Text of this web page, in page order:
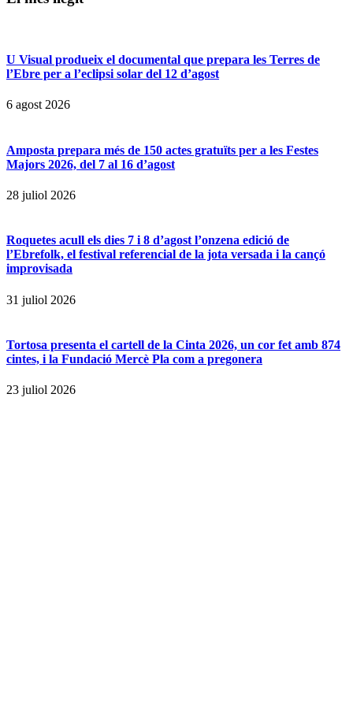
U Visual produeix el documental que prepara les Terres de
l’Ebre per a l’eclipsi solar del 12 d’agost
6 agost 2026
Amposta prepara més de 150 actes gratuïts per a les Festes
Majors 2026, del 7 al 16 d’agost
28 juliol 2026
Roquetes acull els dies 7 i 8 d’agost l’onzena edició de
l’Ebrefolk, el festival referencial de la jota versada i la cançó
improvisada
31 juliol 2026
Tortosa presenta el cartell de la Cinta 2026, un cor fet amb 874
cintes, i la Fundació Mercè Pla com a pregonera
23 juliol 2026